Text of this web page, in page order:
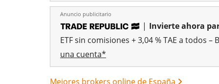
Anuncio publicitario
| Invierte ahora
ETF sin comisiones + 3,04 % TAE a todos –
una cuenta*
Mejores brokers online de España